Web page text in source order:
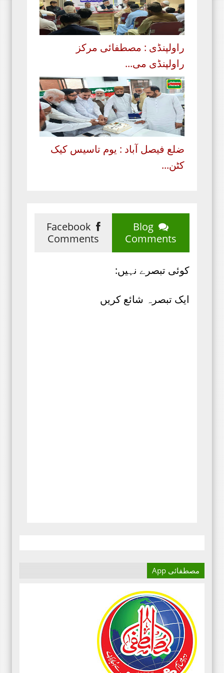
راولپنڈی : مصطفائی مرکز
راولپنڈی می...
ضلع فیصل آباد : یوم تاسیس کیک
کٹن...
Blog
Comments
Facebook
Comments
کوئی تبصرے نہیں:
ایک تبصرہ شائع کریں
مصطفائی App
آج کا دور میڈیا کا دور ہے۔
اور کسی بھی کاز کے بہترین
نتائج کے لئے اس کی اہمیت سے
انکار نہیں کیا جا سکتا۔سعید
علی عمران مصطفائی تحریک فیصل
آباد ڈویژن ۔